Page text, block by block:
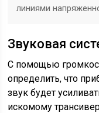
линиями
Звуковая
С помощью
определить, что
звук будет
искомому